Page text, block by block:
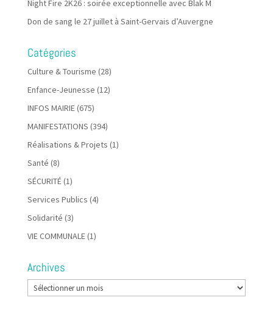
Night Fire 2K26 : soirée exceptionnelle avec Blak M
Don de sang le 27 juillet à Saint-Gervais d’Auvergne
Catégories
Culture & Tourisme (28)
Enfance-Jeunesse (12)
INFOS MAIRIE(675)
MANIFESTATIONS (394)
Réalisations & Projets (1)
Santé (8)
SÉCURITÉ(1)
Services Publics (4)
Solidarité (3)
VIE COMMUNALE(1)
Archives
Archives